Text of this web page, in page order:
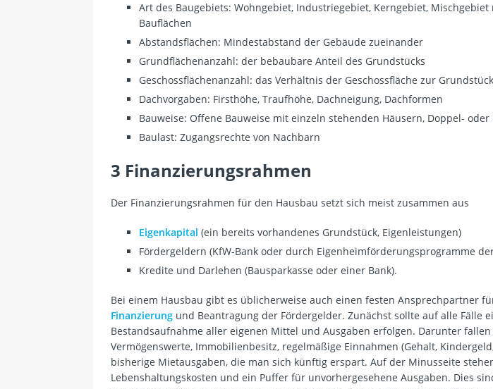
Art des Baugebiets: Wohngebiet, Industriegebiet, Kerngebiet,
Bauflächen
Abstandsflächen: Mindestabstand der Gebäude zueinander
Grundflächenanzahl: der bebaubare Anteil des Grundstücks
Geschossflächenanzahl: das Verhältnis der Geschossfläche zur
Dachvorgaben: Firsthöhe, Traufhöhe, Dachneigung, Dachformen
Bauweise: Offene Bauweise mit einzeln stehenden Häusern, Doppel-
Baulast: Zugangsrechte von Nachbarn
3 Finanzierungsrahmen
Der Finanzierungsrahmen für den Hausbau setzt sich meist zusammen aus
Eigenkapital (ein bereits vorhandenes Grundstück, Eigenleistungen)
Fördergeldern (KfW-Bank oder durch Eigenheimförderungsprogramme
Kredite und Darlehen (Bausparkasse oder einer Bank).
Bei einem Hausbau gibt es üblicherweise auch einen festen Ansprechpartner
Finanzierung und Beantragung der Fördergelder. Zunächst sollte auf alle Fälle
Bestandsaufnahme aller eigenen Mittel und Ausgaben erfolgen. Darunter
Vermögenswerte, Immobilienbesitz, regelmäßige Einnahmen (Gehalt,
bisherige Mietausgaben, die man sich künftig erspart. Auf der Minusseite
Lebenshaltungskosten und ein Puffer für unvorhergesehene Ausgaben. Dies